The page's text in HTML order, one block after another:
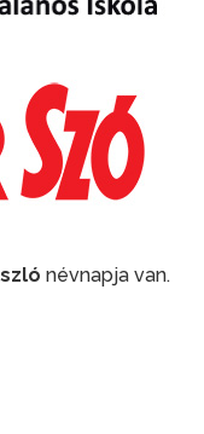
névnapja van.